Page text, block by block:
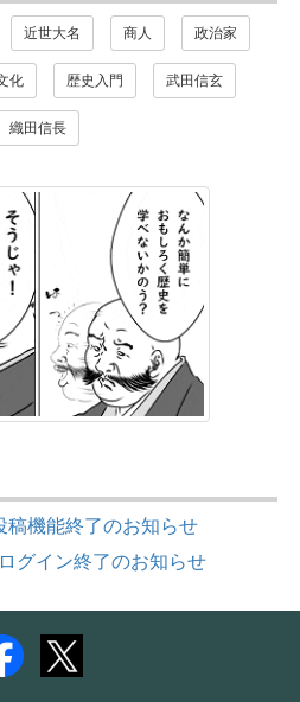
近世大名 商人 政治家
化 歴史入門 武田信玄
織田信長
稿機能終了のお知らせ
グイン終了のお知らせ